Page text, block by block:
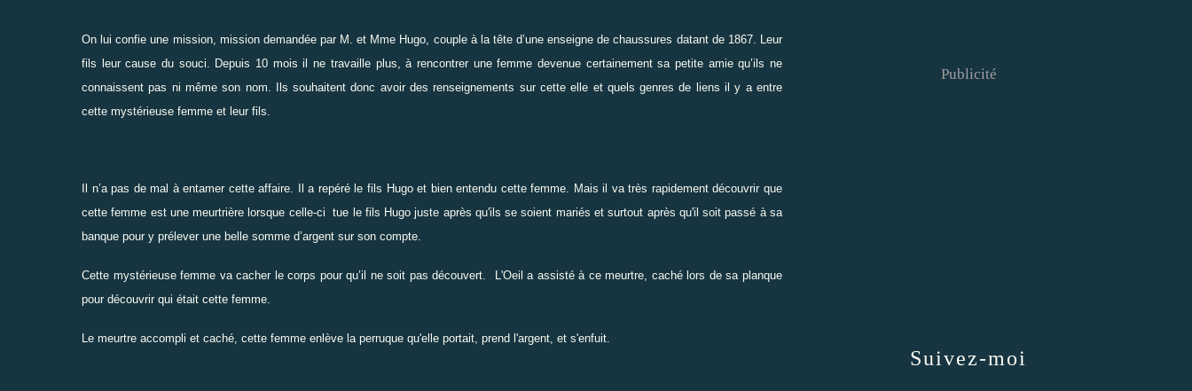
On lui confie une mission, mission demandée par M. et Mme Hugo, couple à la tête d’une enseigne de chaussures datant de 1867. Leur
fils leur cause du souci. Depuis 10 mois il ne travaille plus, à rencontrer une femme devenue certainement sa petite amie qu’ils ne
connaissent pas ni même son nom. Ils souhaitent donc avoir des renseignements sur cette elle et quels genres de liens il y a entre
cette mystérieuse femme et leur fils.
Il n’a pas de mal à entamer cette affaire. Il a repéré le fils Hugo et bien entendu cette femme. Mais il va très rapidement découvrir que
cette femme est une meurtrière lorsque celle-ci tue le fils Hugo juste après qu'ils se soient mariés et surtout après qu'il soit passé à sa
banque pour y prélever une belle somme d’argent sur son compte.
Cette mystérieuse femme va cacher le corps pour qu’il ne soit pas découvert. L'Oeil a assisté à ce meurtre, caché lors de sa planque
pour découvrir qui était cette femme.
Le meurtre accompli et caché, cette femme enlève la perruque qu'elle portait, prend l'argent, et s'enfuit.
Suivez-moi
Publicité